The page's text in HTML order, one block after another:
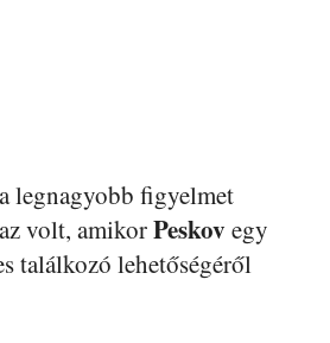
legnagyobb figyelmet
volt, amikorPeskov egy
találkozó lehetőségéről